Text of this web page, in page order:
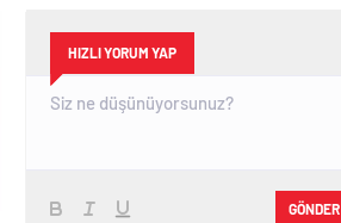
HIZLI YORUM YAP
GÖNDER